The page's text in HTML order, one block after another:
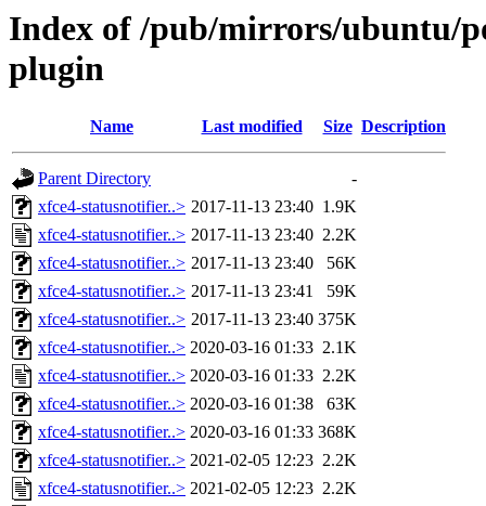
Index of /pub/mirrors/ubuntu/
plugin
Name Last modified Size Description
Parent Directory
-
xfce4-statusnotifier..> 2017-11-13 23:40 1.9K
xfce4-statusnotifier..> 2017-11-13 23:40 2.2K
xfce4-statusnotifier..> 2017-11-13 23:40
56K
xfce4-statusnotifier..> 2017-11-13 23:41
59K
xfce4-statusnotifier..> 2017-11-13 23:40 375K
xfce4-statusnotifier..> 2020-03-16 01:33 2.1K
xfce4-statusnotifier..> 2020-03-16 01:33 2.2K
xfce4-statusnotifier..> 2020-03-16 01:38
63K
xfce4-statusnotifier..> 2020-03-16 01:33 368K
xfce4-statusnotifier..> 2021-02-05 12:23 2.2K
xfce4-statusnotifier..> 2021-02-05 12:23 2.2K